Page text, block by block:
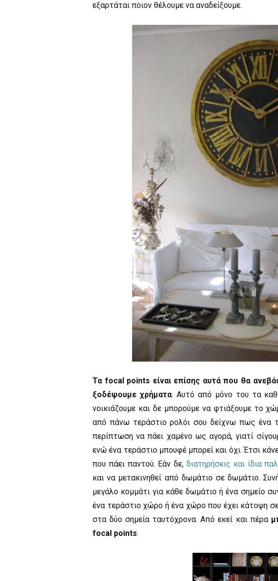
εξαρτάται ποιον θέλουμε να αναδείξουμε.
Τα focal points είναι επίσης αυτά που θα
ξοδέψουμε χρήματα. Αυτό από μόνο του τα
νοικιάζουμε και δε μπορούμε να φτιάξουμε το
από πάνω τεράστιο ρολόι σου δείχνω πως ένα
περίπτωση να πάει χαμένο ως αγορά, γιατί
ενώ ένα τεράστιο μπουφέ μπορεί και όχι. Έτσι
που πάει παντού. Εάν δε, διατηρήσεις και ίδια
και να μετακινηθεί από δωμάτιο σε δωμάτιο.
μεγάλο κομμάτι για κάθε δωμάτιο ή ένα σημείο
ένα τεράστιο χώρο ή ένα χώρο που έχει κάτοψη
στα δύο σημεία ταυτόχρονα. Από εκεί και πέρα
focal points.